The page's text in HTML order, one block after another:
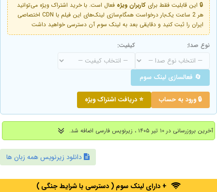
🔒 این قابلیت فقط برای کاربران ویژه فعال است. با خرید اشتراک ویژه می‌توانید
هر 2 ساعت یک‌بار درخواست همگام‌سازی لینک‌های این فیلم با CDN اختصاصی
ایران را ثبت کنید و دقایقی بعد به لینک سوم آن دسترسی خواهید داشت
نوع صدا: کیفیت:
🔄 فعالسازی لینک سوم
🔒 ورود به حساب ⭐ دریافت اشتراک ویژه
آخرین بروزرسانی در ۱۰ تیر ۱۴۰۵ ، زیرنویس فارسی اضافه شد.
دانلود زیرنویس همه زبان ها
+ دارای لینک سوم ( دسترسی با شرایط جنگی )